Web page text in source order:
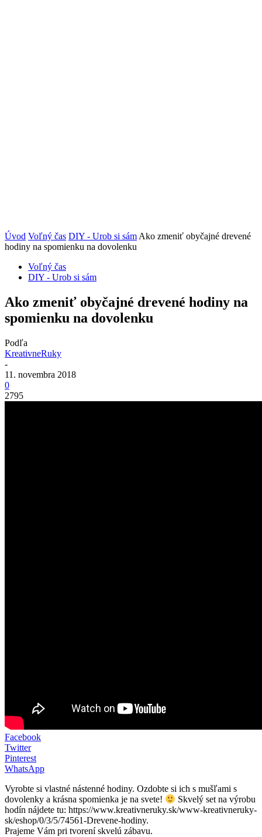
Úvod Voľný čas DIY - Urob si sám Ako zmeniť obyčajné drevené
hodiny na spomienku na dovolenku
Voľný čas
DIY - Urob si sám
Ako zmeniť obyčajné drevené hodiny na
spomienku na dovolenku
Podľa
KreativneRuky
-
11. novembra 2018
0
2795
Facebook
Twitter
Pinterest
WhatsApp
Vyrobte si vlastné nástenné hodiny. Ozdobte si ich s mušľami s
dovolenky a krásna spomienka je na svete!
Skvelý set na výrobu
hodín nájdete tu: https://www.kreativneruky.sk/www-kreativneruky-
sk/eshop/0/3/5/74561-Drevene-hodiny.
Prajeme Vám pri tvorení skvelú zábavu.